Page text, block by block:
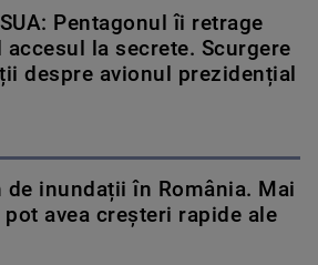
Pentagonul îi retrage
la secrete. Scurgere
despre avionul prezidențial
de inundații în România. Mai
avea creșteri rapide ale